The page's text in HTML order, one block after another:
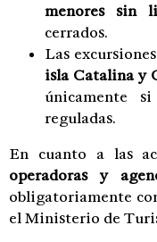
menores sin
cerrados.
Las
isla Catalina y
únicamente
reguladas.
En cuanto a las
operadoras y
obligatoriamente
el Ministerio de